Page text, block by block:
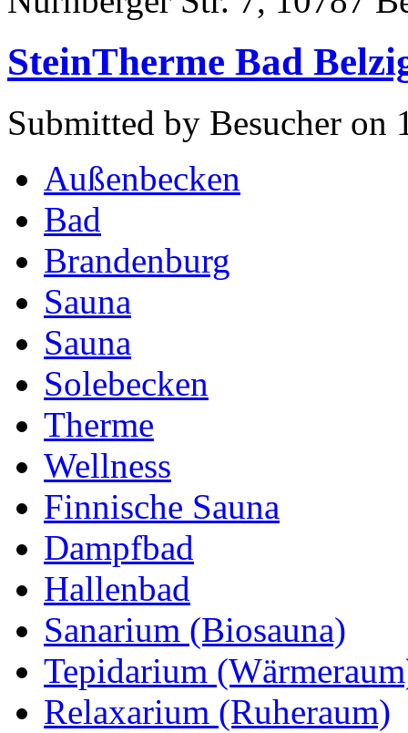
SteinTherme Bad
Submitted by Besucher on
Außenbecken
Bad
Brandenburg
Sauna
Sauna
Solebecken
Therme
Wellness
Finnische Sauna
Dampfbad
Hallenbad
Sanarium (Biosauna)
Tepidarium
Relaxarium (Ruheraum)